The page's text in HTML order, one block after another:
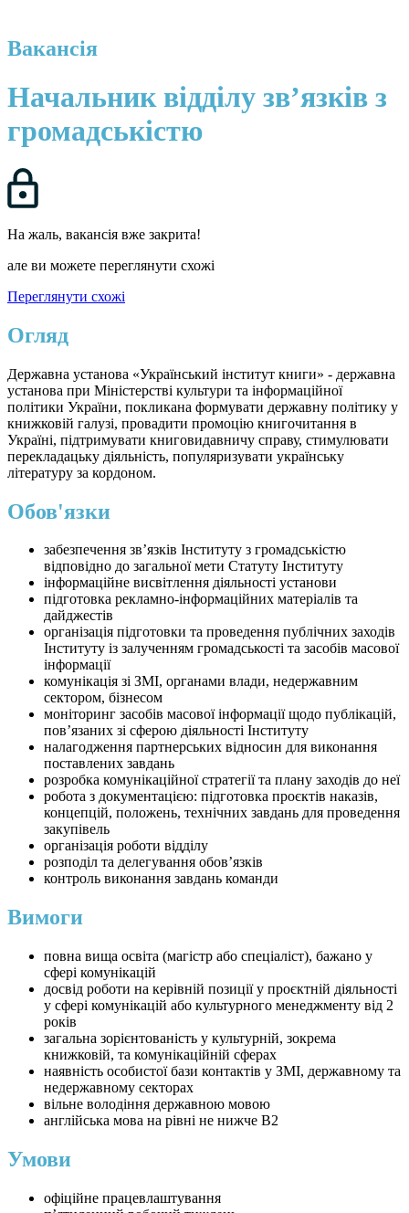
Вакансія
Начальник відділу зв’язків з
громадськістю
На жаль, вакансія вже закрита!
але ви можете переглянути схожі
Переглянути схожі
Огляд
Державна установа «Український інститут книги» - державна
установа при Міністерстві культури та інформаційної
політики України, покликана формувати державну політику у
книжковій галузі, провадити промоцію книгочитання в
Україні, підтримувати книговидавничу справу, стимулювати
перекладацьку діяльність, популяризувати українську
літературу за кордоном.
Обов'язки
забезпечення зв’язків Інституту з громадськістю
відповідно до загальної мети Статуту Інституту
інформаційне висвітлення діяльності установи
підготовка рекламно-інформаційних матеріалів та
дайджестів
організація підготовки та проведення публічних заходів
Інституту із залученням громадськості та засобів масової
інформації
комунікація зі ЗМІ, органами влади, недержавним
сектором, бізнесом
моніторинг засобів масової інформації щодо публікацій,
пов’язаних зі сферою діяльності Інституту
налагодження партнерських відносин для виконання
поставлених завдань
розробка комунікаційної стратегії та плану заходів до неї
робота з документацією: підготовка проєктів наказів,
концепцій, положень, технічних завдань для проведення
закупівель
організація роботи відділу
розподіл та делегування обов’язків
контроль виконання завдань команди
Вимоги
повна вища освіта (магістр або спеціаліст), бажано у
сфері комунікацій
досвід роботи на керівній позиції у проєктній діяльності
у сфері комунікацій або культурного менеджменту від 2
років
загальна зорієнтованість у культурній, зокрема
книжковій, та комунікаційній сферах
наявність особистої бази контактів у ЗМІ, державному та
недержавному секторах
вільне володіння державною мовою
англійська мова на рівні не нижче B2
Умови
офіційне працевлаштування